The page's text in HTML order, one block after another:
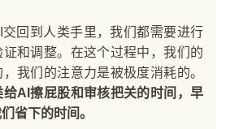
回到人类手里，我们都需要进行
和调整。在这个过程中，我们的
我们的注意力是被极度消耗的。
给AI擦屁股和审核把关的时间，早
省下的时间。